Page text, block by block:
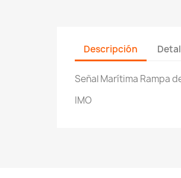
Descripción
Señal Marítima Rampa
IMO